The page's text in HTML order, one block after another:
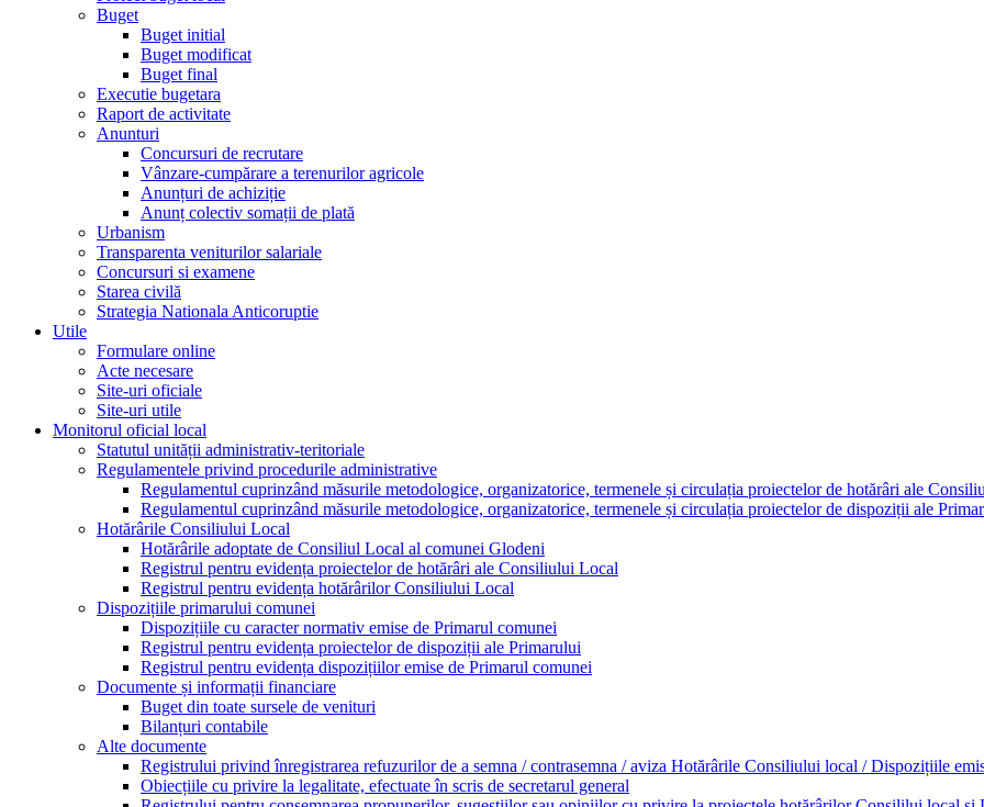
Buget
Buget initial
Buget modificat
Buget final
Executie bugetara
Raport de activitate
Anunturi
Concursuri de recrutare
Vânzare-cumpărare a terenurilor agricole
Anunțuri de achiziție
Anunț colectiv somații de plată
Urbanism
Transparenta veniturilor salariale
Concursuri si examene
Starea civilă
Strategia Nationala Anticoruptie
Utile
Formulare online
Acte necesare
Site-uri oficiale
Site-uri utile
Monitorul oficial local
Statutul unității administrativ-teritoriale
Regulamentele privind procedurile administrative
Regulamentul cuprinzând măsurile metodologice, organizatorice, termenele și circulația proiectelor de hotărâri ale
Regulamentul cuprinzând măsurile metodologice, organizatorice, termenele și circulația proiectelor de dispoziții ale
Hotărârile Consiliului Local
Hotărârile adoptate de Consiliul Local al comunei Glodeni
Registrul pentru evidența proiectelor de hotărâri ale Consiliului Local
Registrul pentru evidența hotărârilor Consiliului Local
Dispozițiile primarului comunei
Dispozițiile cu caracter normativ emise de Primarul comunei
Registrul pentru evidența proiectelor de dispoziții ale Primarului
Registrul pentru evidența dispozițiilor emise de Primarul comunei
Documente și informații financiare
Buget din toate sursele de venituri
Bilanțuri contabile
Alte documente
Registrului privind înregistrarea refuzurilor de a semna / contrasemna / aviza Hotărârile Consiliului local / Dispozițiile
Obiecțiile cu privire la legalitate, efectuate în scris de secretarul general